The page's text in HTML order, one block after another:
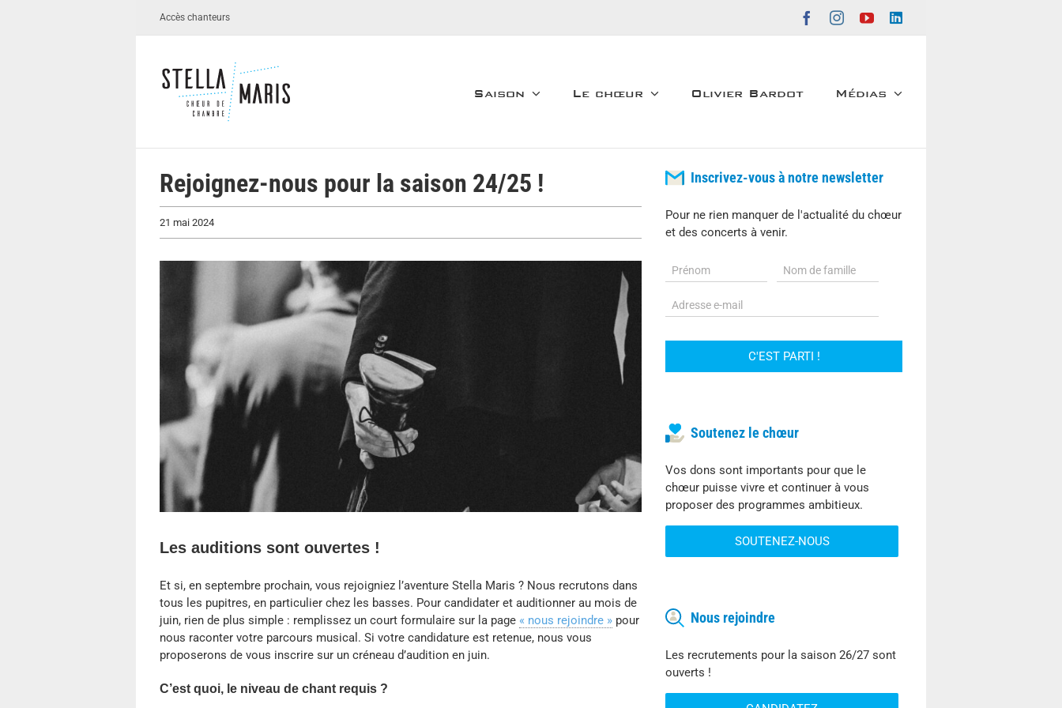
Accès chanteurs FacebookInstagram
YouTubeLinkedIn
Saison Le chœur Olivier Bardot Médias
Rejoignez-nous pour la saison 24/25 !
21 mai 2024
Les auditions sont ouvertes !
Et si, en septembre prochain, vous rejoigniez l’aventure Stella Maris ? Nous recrutons dans
tous les pupitres, en particulier chez les basses. Pour candidater et auditionner au mois de
juin, rien de plus simple : remplissez un court formulaire sur la page « nous rejoindre »pour
nous raconter votre parcours musical. Si votre candidature est retenue, nous vous
proposerons de vous inscrire sur un créneau d’audition en juin.
C’est quoi, le niveau de chant requis ?
Inscrivez-vous à notre newsletter
Pour ne rien manquer de l'actualité du chœur
et des concerts à venir.
Soutenez le chœur
Vos dons sont importants pour que le
chœur puisse vivre et continuer à vous
proposer des programmes ambitieux.
SOUTENEZ-NOUS
Nous rejoindre
Les recrutements pour la saison 26/27 sont
ouverts !